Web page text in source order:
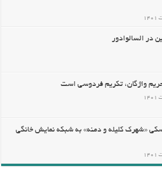
در السالوادور
واژگان، تکریم فردوسی است
«شهرک کلیله و دمنه» به شبکه نمایش خانگی